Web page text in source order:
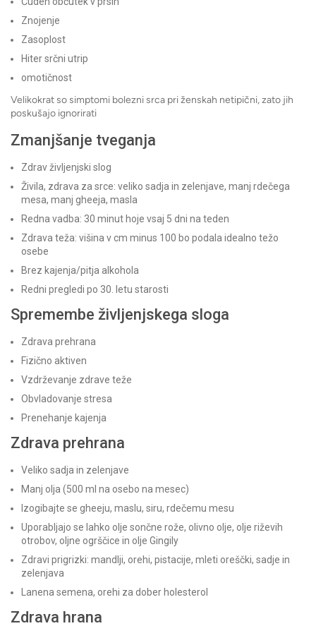
Znojenje
Zasoplost
Hiter srčni utrip
omotičnost
Velikokrat so simptomi bolezni srca pri ženskah netipični, zato jih
poskušajo ignorirati
Zmanjšanje tveganja
Zdrav življenjski slog
Živila, zdrava za srce: veliko sadja in zelenjave, manj rdečega
mesa, manj gheeja, masla
Redna vadba: 30 minut hoje vsaj 5 dni na teden
Zdrava teža: višina v cm minus 100 bo podala idealno težo
osebe
Brez kajenja/pitja alkohola
Redni pregledi po 30. letu starosti
Spremembe življenjskega sloga
Zdrava prehrana
Fizično aktiven
Vzdrževanje zdrave teže
Obvladovanje stresa
Prenehanje kajenja
Zdrava prehrana
Veliko sadja in zelenjave
Manj olja (500 ml na osebo na mesec)
Izogibajte se gheeju, maslu, siru, rdečemu mesu
Uporabljajo se lahko olje sončne rože, olivno olje, olje riževih
otrobov, oljne ogrščice in olje Gingily
Zdravi prigrizki: mandlji, orehi, pistacije, mleti oreščki, sadje in
zelenjava
Lanena semena, orehi za dober holesterol
Zdrava hrana